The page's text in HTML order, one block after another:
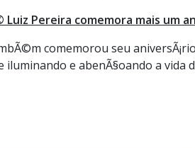
Luiz Pereira comemora mais um
comemorou seu
iluminando e abenÃ§oando a vida